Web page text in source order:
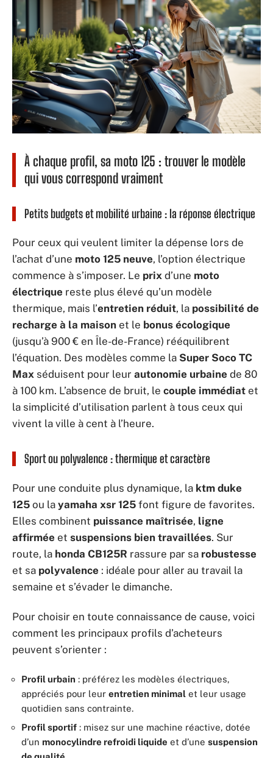
À chaque profil, sa moto 125 : trouver le modèle
qui vous correspond vraiment
Petits budgets et mobilité urbaine : la réponse électrique
Pour ceux qui veulent limiter la dépense lors de
l’achat d’une moto 125 neuve, l’option électrique
commence à s’imposer. Le prix d’une moto
électrique reste plus élevé qu’un modèle
thermique, mais l’entretien réduit, la possibilité de
recharge à la maison et le bonus écologique
(jusqu’à 900 € en Île-de-France) rééquilibrent
l’équation. Des modèles comme la Super Soco TC
Max séduisent pour leur autonomie urbaine de 80
à 100 km. L’absence de bruit, le couple immédiat et
la simplicité d’utilisation parlent à tous ceux qui
vivent la ville à cent à l’heure.
Sport ou polyvalence : thermique et caractère
Pour une conduite plus dynamique, la ktm duke
125 ou la yamaha xsr 125 font figure de favorites.
Elles combinent puissance maîtrisée, ligne
affirmée et suspensions bien travaillées. Sur
route, la honda CB125R rassure par sa robustesse
et sa polyvalence : idéale pour aller au travail la
semaine et s’évader le dimanche.
Pour choisir en toute connaissance de cause, voici
comment les principaux profils d’acheteurs
peuvent s’orienter :
Profil urbain : préférez les modèles électriques,
appréciés pour leur entretien minimal et leur usage
quotidien sans contrainte.
Profil sportif : misez sur une machine réactive, dotée
d’un monocylindre refroidi liquide et d’une suspension